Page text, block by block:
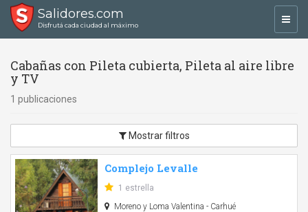
Salidores.com
Disfrutá cada ciudad al máximo
Cabañas con Pileta cubierta, Pileta al aire libre
y TV
1 publicaciones
Mostrar filtros
Complejo Levalle
1 estrella
Moreno y Loma Valentina - Carhué